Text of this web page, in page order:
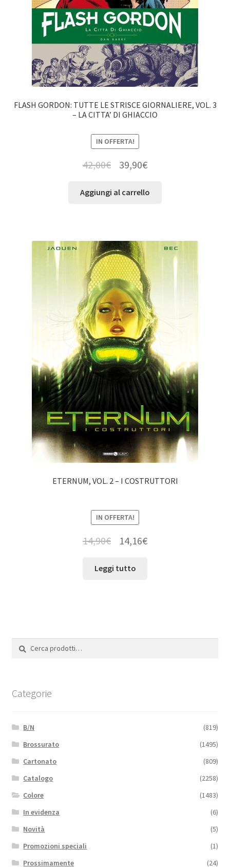
FLASH GORDON: TUTTE LE STRISCE GIORNALIERE, VOL. 3
– LA CITTA’ DI GHIACCIO
IN OFFERTA!
42,00€ 39,90€
Aggiungi al carrello
ETERNUM, VOL. 2 – I COSTRUTTORI
IN OFFERTA!
14,90€ 14,16€
Leggi tutto
Cerca:
Cerca
Categorie
B/N
(819)
Brossurato
(1495)
Cartonato
(809)
Catalogo
(2258)
Colore
(1483)
In evidenza
(6)
Novità
(5)
Promozioni speciali
(1)
Prossimamente
(24)